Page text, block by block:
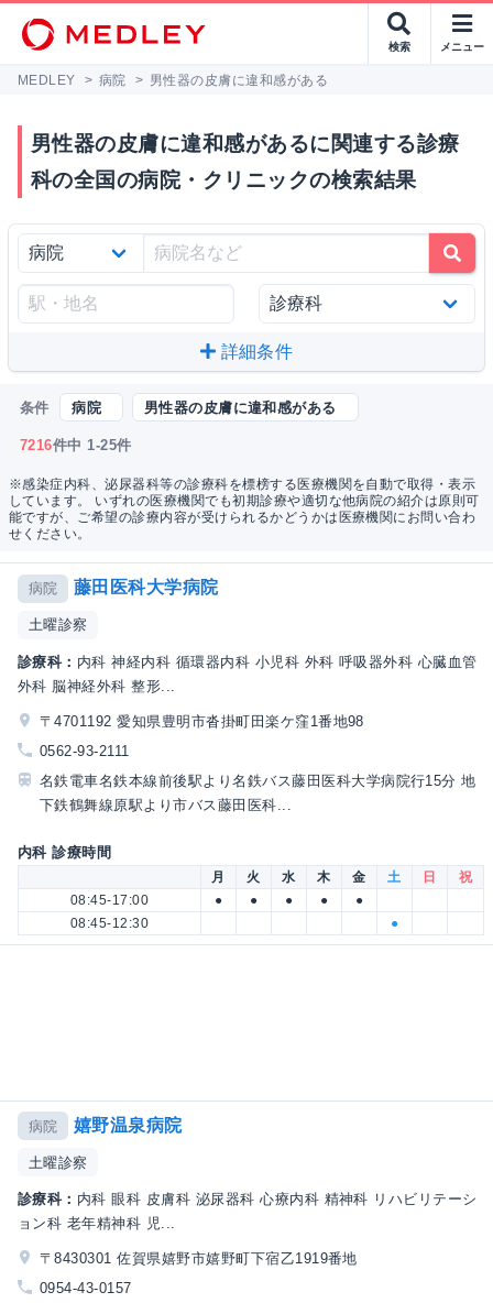
検索 メニュー
MEDLEY > 病院 > 男性器の皮膚に違和感がある
男性器の皮膚に違和感があるに関連する診療
科の全国の病院・クリニックの検索結果
詳細条件
条件 病院 男性器の皮膚に違和感がある
7216件中 1-25件
※感染症内科、泌尿器科等の診療科を標榜する医療機関を自動で取得・表示
しています。 いずれの医療機関でも初期診療や適切な他病院の紹介は原則可
能ですが、ご希望の診療内容が受けられるかどうかは医療機関にお問い合わ
せください。
病院 藤田医科大学病院
土曜診察
診療科： 内科 神経内科 循環器内科 小児科 外科 呼吸器外科 心臓血管
外科 脳神経外科 整形...
〒4701192 愛知県豊明市沓掛町田楽ケ窪1番地98
0562-93-2111
名鉄電車名鉄本線前後駅より名鉄バス藤田医科大学病院行15分 地
下鉄鶴舞線原駅より市バス藤田医科...
内科 診療時間
月 火 水 木 金 土 日
祝
08:45-17:00
● ● ● ●
●
08:45-12:30
●
病院 嬉野温泉病院
土曜診察
診療科： 内科 眼科 皮膚科 泌尿器科 心療内科 精神科 リハビリテーシ
ョン科 老年精神科 児...
〒8430301 佐賀県嬉野市嬉野町下宿乙1919番地
0954-43-0157